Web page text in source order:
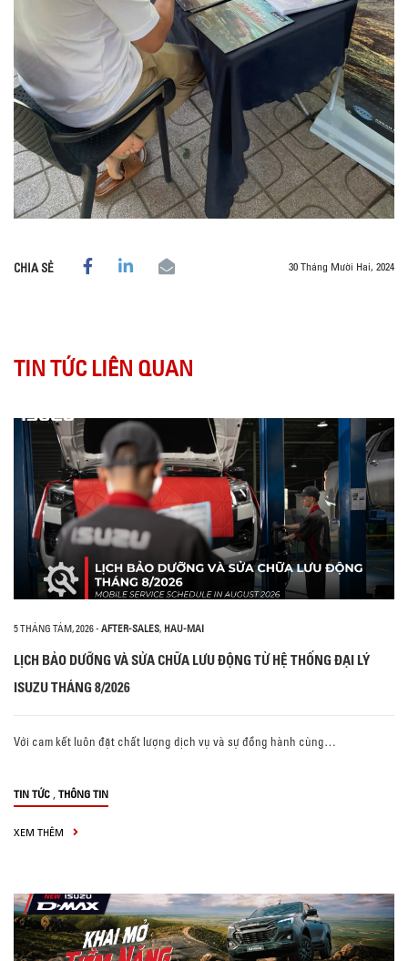
CHIA SẺ 30 Tháng Mười Hai, 2024
TIN TỨC LIÊN QUAN
5 THÁNG TÁM, 2026- AFTER-SALES, HAU-MAI
LỊCH BẢO DƯỠNG VÀ SỬA CHỮA LƯU ĐỘNG TỪ HỆ THỐNG ĐẠI LÝ
ISUZU THÁNG 8/2026
Với cam kết luôn đặt chất lượng dịch vụ và sự đồng hành cùng…
TIN TỨC , THÔNG TIN
XEM THÊM